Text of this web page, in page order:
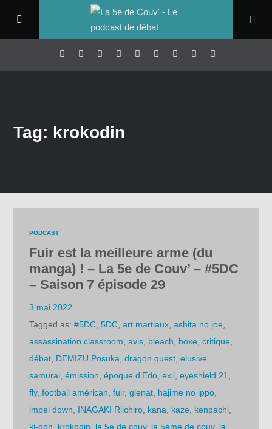
Tag: krokodin
PODCAST
Fuir est la meilleure arme (du
manga) ! – La 5e de Couv’ – #5DC
– Saison 7 épisode 29
3 mai 2022
Tagged as:#5DC ,5DC ,art martiaux ,ashita no joe
assassination classroom ,avis bleach boxe ,critique
débat DEMIZU Posuka ,dragon quest ,elusive
samurai ,émission ,époque d’Edo ,exil ,eyeshield 21
fly,football américan ,fuir,glenat hajime no ippo
impel down
INAGAKI Riichiro kana kaze kenpachi
ki-oon
krokodin la 5e de couv, la 5ème de couv, la